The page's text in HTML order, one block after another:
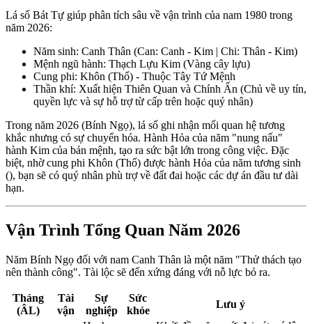
Lá số Bát Tự giúp phân tích sâu về vận trình của nam 1980 trong
năm 2026:
Năm sinh: Canh Thân (Can: Canh - Kim | Chi: Thân - Kim)
Mệnh ngũ hành: Thạch Lựu Kim (Vàng cây lựu)
Cung phi: Khôn (Thổ) - Thuộc Tây Tứ Mệnh
Thần khí: Xuất hiện Thiên Quan và Chính Ấn (Chủ về uy tín,
quyền lực và sự hỗ trợ từ cấp trên hoặc quý nhân)
Trong năm 2026 (Bính Ngọ), lá số ghi nhận mối quan hệ tương
khắc nhưng có sự chuyển hóa. Hành Hỏa của năm "nung nấu"
hành Kim của bản mệnh, tạo ra sức bật lớn trong công việc. Đặc
biệt, nhờ cung phi Khôn (Thổ) được hành Hỏa của năm tương sinh
(), bạn sẽ có quý nhân phù trợ về đất đai hoặc các dự án đầu tư dài
hạn.
Vận Trình Tổng Quan Năm 2026
Năm Bính Ngọ đối với nam Canh Thân là một năm "Thử thách tạo
nên thành công". Tài lộc sẽ đến xứng đáng với nỗ lực bỏ ra.
Tháng
(ÂL)
Tài
vận
Sự
nghiệp
Sức
khỏe
Lưu ý